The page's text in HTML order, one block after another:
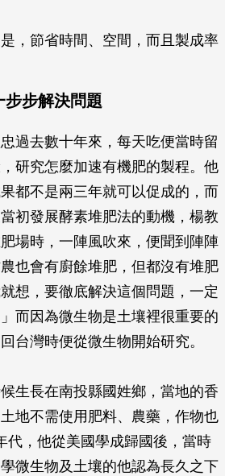
是，節省時間、空間，而且製成率
步步解決問題
過去數十年來，每天吃便當時留
研究怎麼加速有機肥的製程。他
都不是兩三年就可以促成的，而
初發展酵素堆肥法的動機，楊教
場時，一陣風吹來，便聞到陣陣
也會有廚餘堆肥，但都沒有堆肥
想，要徹底解決這個問題，一定
而因為微生物是土壤裡很重要的
台灣時便從微生物開始研究。
生長在南投縣國姓鄉，當地的香
地不需使用肥料、農藥，作物也
代，他從美國學成歸國後，當時
微生物及土壤的他認為長久之下